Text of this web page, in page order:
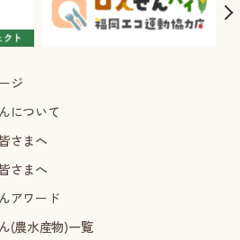
ジ
について
さまへ
さまへ
アワード
(農水産物)一覧